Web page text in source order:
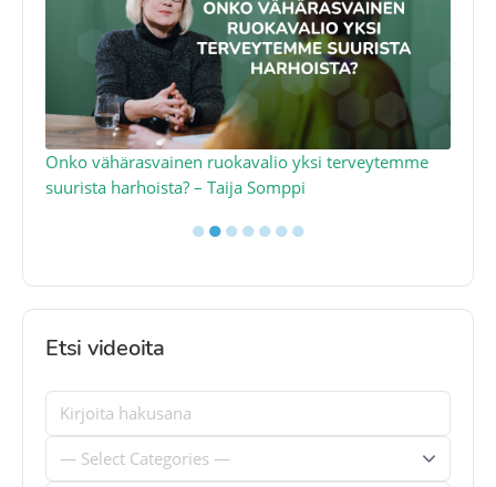
Onko vähärasvainen ruokavalio yksi terveytemme
suurista harhoista? – Taija Somppi
●●●●●●●
Etsi videoita